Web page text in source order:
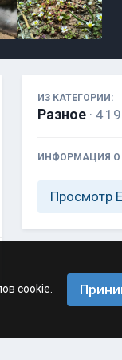
ИЗ КАТЕГОРИИ:
Разное · 4
ИНФОРМАЦИЯ О
cookie.